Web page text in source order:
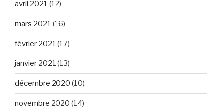
avril 2021 (12)
mars 2021 (16)
février 2021 (17)
janvier 2021 (13)
décembre 2020 (10)
novembre 2020 (14)